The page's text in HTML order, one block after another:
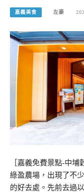
嘉義美食 左豪
［嘉義免費景點-中
綠盈農場，出現了不
的好去處。先前去過